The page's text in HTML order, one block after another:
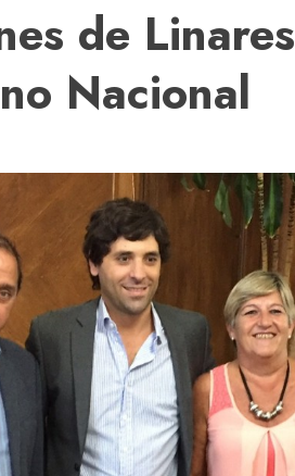
de Linares
Nacional